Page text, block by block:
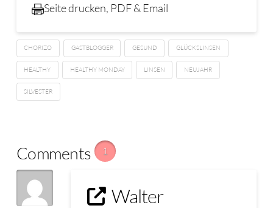
Seite drucken, PDF & Email
CHORIZO GASTBLOGGER GESUND GLÜCKSLINSEN
HEALTHY HEALTHY MONDAY LINSEN NEUJAHR
SILVESTER
Comments 1
Walter